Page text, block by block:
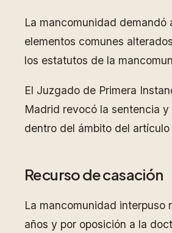
La mancomunidad
elementos comunes
los estatutos de la
El Juzgado de Primera
Madrid revocó la sentencia
dentro del ámbito del
Recurso de casación
La mancomunidad
años y por oposición a la